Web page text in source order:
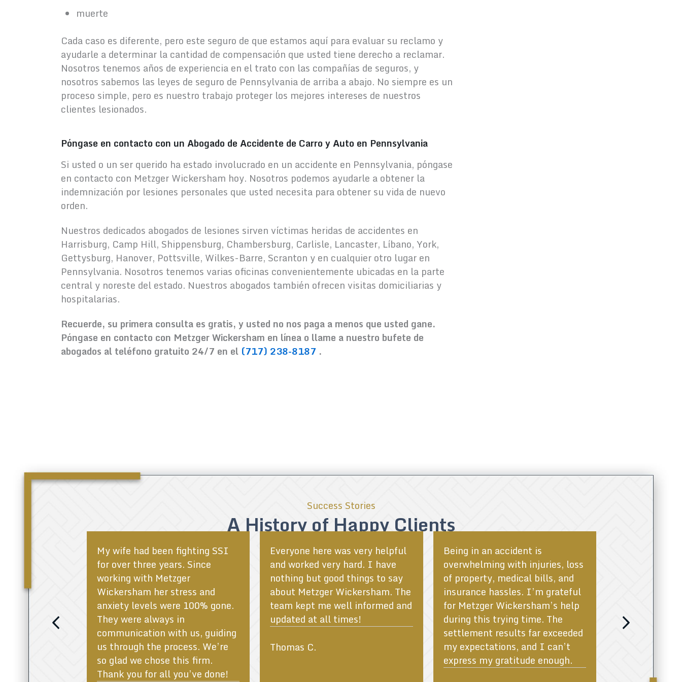
muerte
Cada caso es diferente, pero este seguro de que estamos aquí para evaluar su reclamo y
ayudarle a determinar la cantidad de compensación que usted tiene derecho a reclamar.
Nosotros tenemos años de experiencia en el trato con las compañías de seguros, y
nosotros sabemos las leyes de seguro de Pennsylvania de arriba a abajo. No siempre es un
proceso simple, pero es nuestro trabajo proteger los mejores intereses de nuestros
clientes lesionados.
Póngase en contacto con un Abogado de Accidente de Carro y Auto en Pennsylvania
Si usted o un ser querido ha estado involucrado en un accidente en Pennsylvania, póngase
en contacto con Metzger Wickersham hoy. Nosotros podemos ayudarle a obtener la
indemnización por lesiones personales que usted necesita para obtener su vida de nuevo
orden.
Nuestros dedicados abogados de lesiones sirven víctimas heridas de accidentes en
Harrisburg, Camp Hill, Shippensburg, Chambersburg, Carlisle, Lancaster, Líbano, York,
Gettysburg, Hanover, Pottsville, Wilkes-Barre, Scranton y en cualquier otro lugar en
Pennsylvania. Nosotros tenemos varias oficinas convenientemente ubicadas en la parte
central y noreste del estado. Nuestros abogados también ofrecen visitas domiciliarias y
hospitalarias.
Recuerde, su primera consulta es gratis, y usted no nos paga a menos que usted gane.
Póngase en contacto con Metzger Wickersham en línea o llame a nuestro bufete de
abogados al teléfono gratuito 24/7 en el (717) 238-8187 .
Success Stories
A History of Happy Clients
Thank you
My wife had been fighting SSI
for over three years. Since
working with Metzger
Wickersham her stress and
anxiety levels were 100% gone.
They were always in
communication with us, guiding
us through the process. We’re
so glad we chose this firm.
Thank you for all you’ve done!
Everyone here was very helpful
and worked very hard. I have
nothing but good things to say
about Metzger Wickersham. The
team kept me well informed and
updated at all times!
Thomas C.
Being in an accident is
overwhelming with injuries, loss
of property, medical bills, and
insurance hassles. I’m grateful
for Metzger Wickersham’s help
during this trying time. The
settlement results far exceeded
my expectations, and I can’t
express my gratitude enough.
are the
got all our
settled and
Previous Next